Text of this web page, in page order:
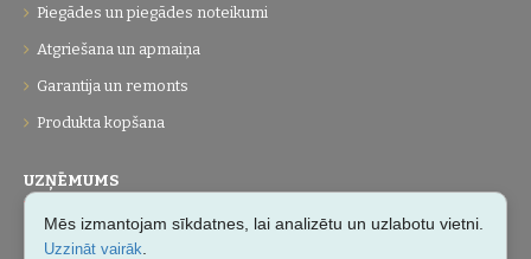
Piegādes un piegādes noteikumi
Atgriešana un apmaiņa
Garantija un remonts
Produkta kopšana
UZŅĒMUMS
Par mums
Mēs izmantojam sīkdatnes, lai analizētu un uzlabotu vietni.
Uzzināt vairāk